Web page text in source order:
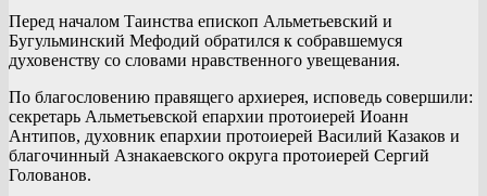
Перед началом Таинства епископ Альметьевский и
Бугульминский Мефодий обратился к собравшемуся
духовенству со словами нравственного увещевания.
По благословению правящего архиерея, исповедь совершили:
секретарь Альметьевской епархии протоиерей Иоанн
Антипов, духовник епархии протоиерей Василий Казаков и
благочинный Азнакаевского округа протоиерей Сергий
Голованов.